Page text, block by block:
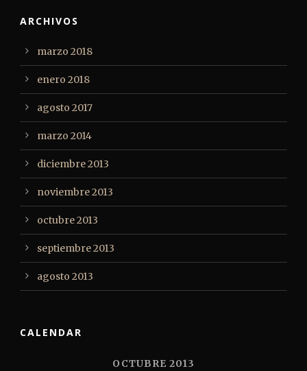
ARCHIVOS
marzo 2018
enero 2018
agosto 2017
marzo 2014
diciembre 2013
noviembre 2013
octubre 2013
septiembre 2013
agosto 2013
CALENDAR
OCTUBRE 2013